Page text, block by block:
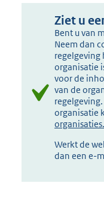
Ziet u
Bent u van
Neem dan
regelgeving
organisatie
voor de
van de
organisatie
Werkt de
dan een e-